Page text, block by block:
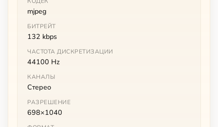
mjpeg
БИТРЕЙТ
132 kbps
ЧАСТОТА ДИСКРЕТИЗАЦИИ
44100 Hz
КАНАЛЫ
Стерео
РАЗРЕШЕНИЕ
698×1040